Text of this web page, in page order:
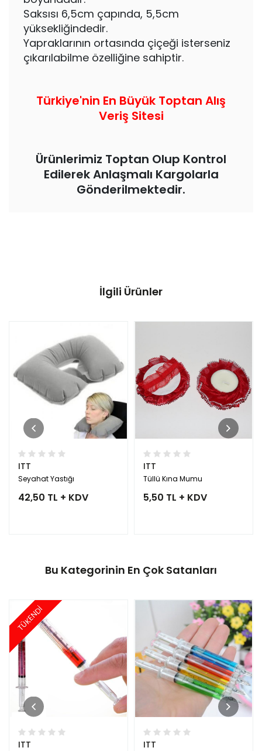
Saksısı 6,5cm çapında, 5,5cm
yüksekliğindedir.
Yapraklarının ortasında çiçeği isterseniz
çıkarılabilme özelliğine sahiptir.
Türkiye'nin En Büyük Toptan Alış
Veriş Sitesi
Ürünlerimiz Toptan Olup Kontrol
Edilerek Anlaşmalı Kargolarla
Gönderilmektedir.
İlgili Ürünler
ITT
Seyahat Yastığı
42,50 TL + KDV
ITT
Tüllü Kına Mumu
5,50 TL + KDV
Bu Kategorinin En Çok Satanları
TÜKENDİ
ITT ITT